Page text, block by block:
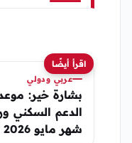
اقرأ أيضًا
عربي ودولي
بشارة خير:
الدعم السكني